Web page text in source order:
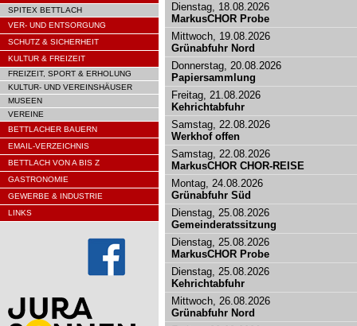
SPITEX BETTLACH
VER- UND ENTSORGUNG
SCHUTZ & SICHERHEIT
KULTUR & FREIZEIT
FREIZEIT, SPORT & ERHOLUNG
KULTUR- UND VEREINSHÄUSER
MUSEEN
VEREINE
BETTLACHER BAUERN
EMAIL-VERZEICHNIS
BETTLACH VON A BIS Z
GASTRONOMIE
GEWERBE & INDUSTRIE
LINKS
Dienstag, 18.08.2026
MarkusCHOR Probe
Mittwoch, 19.08.2026
Grünabfuhr Nord
Donnerstag, 20.08.2026
Papiersammlung
Freitag, 21.08.2026
Kehrichtabfuhr
Samstag, 22.08.2026
Werkhof offen
Samstag, 22.08.2026
MarkusCHOR CHOR-REISE
Montag, 24.08.2026
Grünabfuhr Süd
Dienstag, 25.08.2026
Gemeinderatssitzung
Dienstag, 25.08.2026
MarkusCHOR Probe
Dienstag, 25.08.2026
Kehrichtabfuhr
Mittwoch, 26.08.2026
Grünabfuhr Nord